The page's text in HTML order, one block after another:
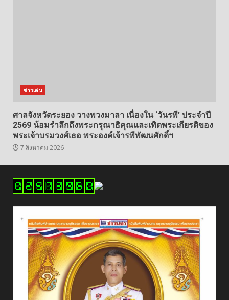
ข่าวเด่น
ศาลจังหวัดระยอง วางพวงมาลา เนื่องใน ‘วันรพี’ ประจำปี
2569 น้อมรำลึกถึงพระกรุณาธิคุณและเทิดพระเกียรติของ
พระเจ้าบรมวงศ์เธอ พระองค์เจ้ารพีพัฒนศักดิ์ฯ
7 สิงหาคม 2026